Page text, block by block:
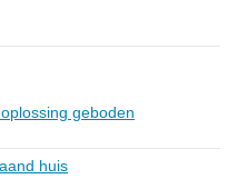
geboden
huis